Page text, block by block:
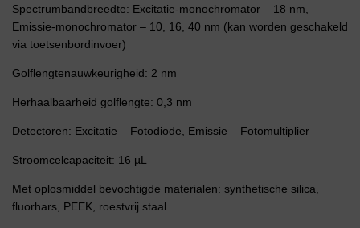
Spectrumbandbreedte: Excitatie-monochromator – 18 nm,
Emissie-monochromator – 10, 16, 40 nm (kan worden geschakeld
via toetsenbordinvoer)
Golflengtenauwkeurigheid: 2 nm
Herhaalbaarheid golflengte: 0,3 nm
Detectoren: Excitatie – Fotodiode, Emissie – Fotomultiplier
Stroomcelcapaciteit: 16 µL
Met oplosmiddel bevochtigde materialen: synthetische silica,
fluorhars, PEEK, roestvrij staal